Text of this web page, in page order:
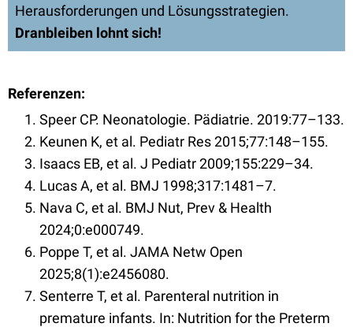
Herausforderungen und Lösungsstrategien.
Dranbleiben lohnt sich!
Referenzen:
Speer CP. Neonatologie. Pädiatrie. 2019:77–133.
Keunen K, et al. Pediatr Res 2015;77:148–155.
Isaacs EB, et al. J Pediatr 2009;155:229–34.
Lucas A, et al. BMJ 1998;317:1481–7.
Nava C, et al. BMJ Nut, Prev & Health
2024;0:e000749.
Poppe T, et al. JAMA Netw Open
2025;8(1):e2456080.
Senterre T, et al. Parenteral nutrition in
premature infants. In: Nutrition for the Preterm